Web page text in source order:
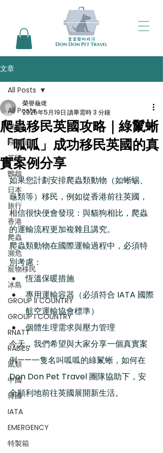
文章
All Posts
澳洲
飛機籠
英國
鸚鵡
日本
旅行
香港
爬蟲
瀕危
寵物移民
冰島
GROUP II COUNTRY
GROUP I COUNTRY
RNATT
RABIES
鼠類
中國
韓國
IATA
EMERGENCY
特製箱
All Posts
爬蟲移民英國攻略｜綠鬣蜥
「呱呱」成功移民英國的真
實案例分享
榮譽龜佬
2025年5月19日 讀畢需時 3 分鐘
如果您計劃安排爬蟲類動物（如蜥蜴、
龜類等）移民，例如從香港前往英國，
相信很快便會發現：與貓狗相比，爬蟲
的運輸流程更加複雜且講究。
爬蟲類動物在國際運輸過程中，必須特
別考慮：
恆溫保暖措施
專用運輸容器（必須符合 IATA 國際
航空運輸協會標準）
個體生理需求與壓力管理
今天，我們希望與大家分享一個真實案
例——一隻名叫呱呱的綠鬣蜥，如何在
Don Don Pet Travel 團隊協助下，安
全順利地前往英國展開新生活。